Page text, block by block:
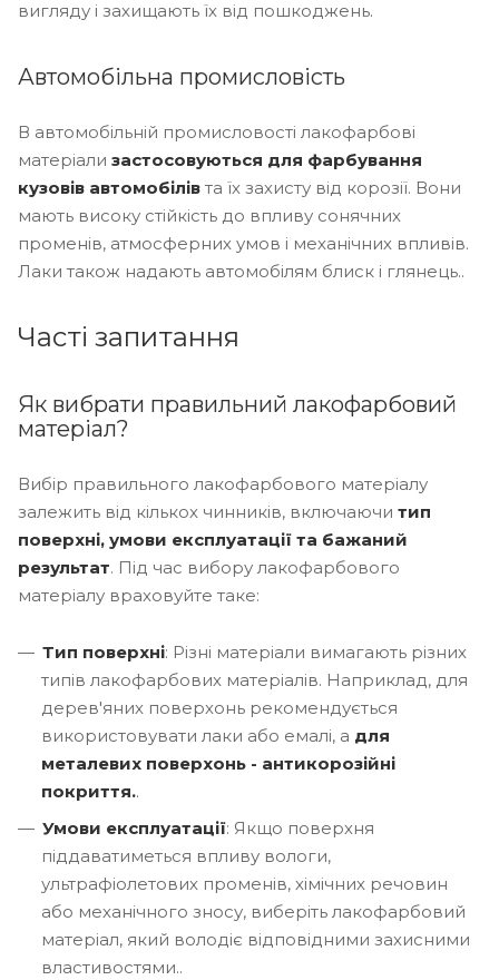
вигляду і захищають їх від пошкоджень.
Автомобільна промисловість
В автомобільній промисловості лакофарбові
матеріали застосовуються для фарбування
кузовів автомобілів та їх захисту від корозії. Вони
мають високу стійкість до впливу сонячних
променів, атмосферних умов і механічних впливів.
Лаки також надають автомобілям блиск і глянець..
Часті запитання
Як вибрати правильний лакофарбовий
матеріал?
Вибір правильного лакофарбового матеріалу
залежить від кількох чинників, включаючи тип
поверхні, умови експлуатації та бажаний
результат. Під час вибору лакофарбового
матеріалу враховуйте таке:
Тип поверхні: Різні матеріали вимагають різних
типів лакофарбових матеріалів. Наприклад, для
дерев'яних поверхонь рекомендується
використовувати лаки або емалі, а для
металевих поверхонь - антикорозійні
покриття..
Умови експлуатації: Якщо поверхня
піддаватиметься впливу вологи,
ультрафіолетових променів, хімічних речовин
або механічного зносу, виберіть лакофарбовий
матеріал, який володіє відповідними захисними
властивостями..